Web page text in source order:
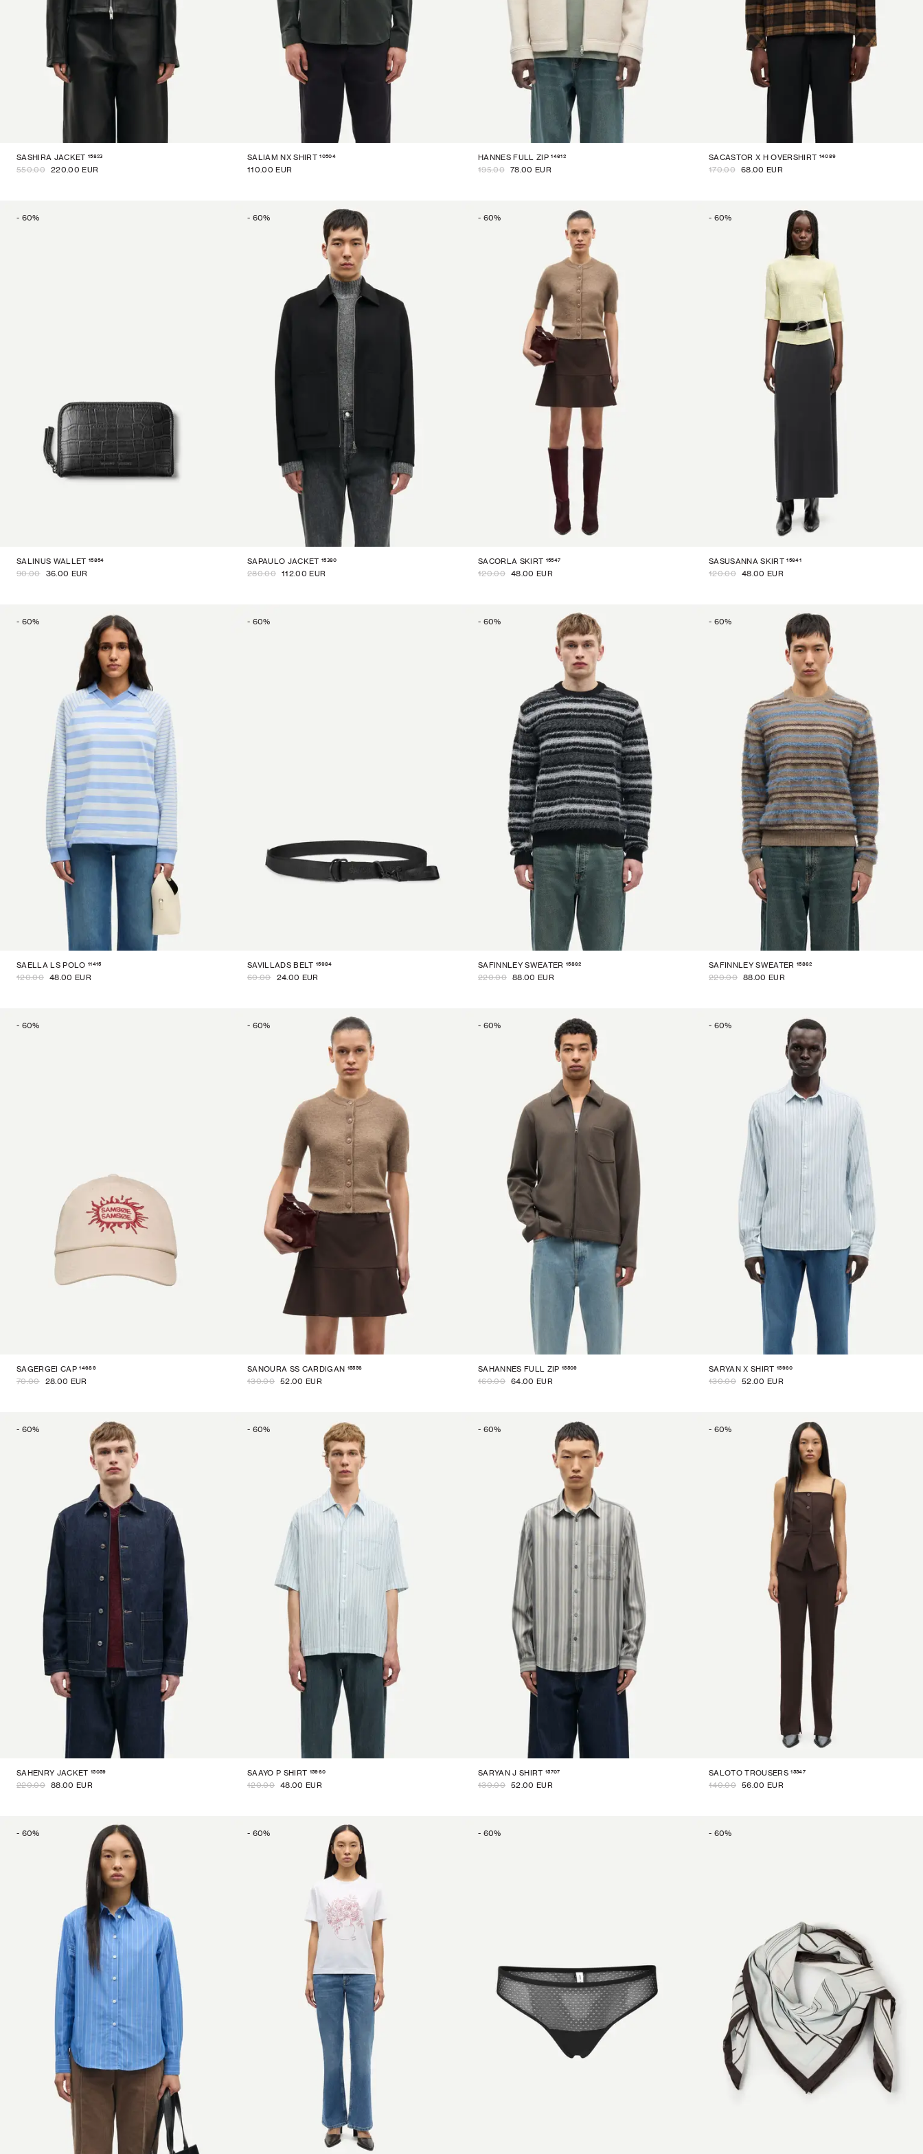
SASHIRA JACKET 15823
550.00 220.00 EUR
SALIAM NX SHIRT 10504
110.00 EUR
HANNES FULL ZIP 14612
195.00 78.00 EUR
SACASTOR X H OVERSHIRT 14089
170.00 68.00 EUR
- 60%
SALINUS WALLET 15854
90.00 36.00 EUR
- 60%
SAPAULO JACKET 15380
280.00 112.00 EUR
- 60%
SACORLA SKIRT 15547
120.00 48.00 EUR
- 60%
SASUSANNA SKIRT 15641
120.00 48.00 EUR
- 60%
SAELLA LS POLO 11415
120.00 48.00 EUR
- 60%
SAVILLADS BELT 15984
60.00 24.00 EUR
- 60%
SAFINNLEY SWEATER 15862
220.00 88.00 EUR
- 60%
SAFINNLEY SWEATER 15862
220.00 88.00 EUR
- 60%
SAGERGEI CAP 14689
70.00 28.00 EUR
- 60%
SANOURA SS CARDIGAN 15556
130.00 52.00 EUR
- 60%
SAHANNES FULL ZIP 15509
160.00 64.00 EUR
- 60%
SARYAN X SHIRT 15960
130.00 52.00 EUR
- 60%
SAHENRY JACKET 15059
220.00 88.00 EUR
- 60%
SAAYO P SHIRT 15960
120.00 48.00 EUR
- 60%
SARYAN J SHIRT 15707
130.00 52.00 EUR
- 60%
SALOTO TROUSERS 15547
140.00 56.00 EUR
- 60% - 60% - 60% - 60%